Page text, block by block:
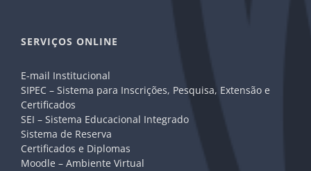
SERVIÇOS ONLINE
E-mail Institucional
SIPEC – Sistema para Inscrições, Pesquisa, Extensão e
Certificados
SEI – Sistema Educacional Integrado
Sistema de Reserva
Certificados e Diplomas
Moodle – Ambiente Virtual